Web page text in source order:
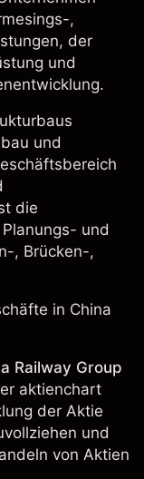
,
der
und
und
die
und
, Brücken-,
in China
Railway Group
aktienchart
der Aktie
und
von Aktien